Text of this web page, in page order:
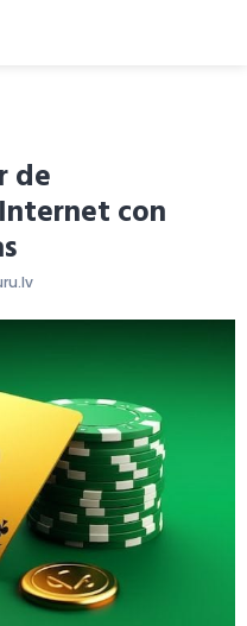
de
con